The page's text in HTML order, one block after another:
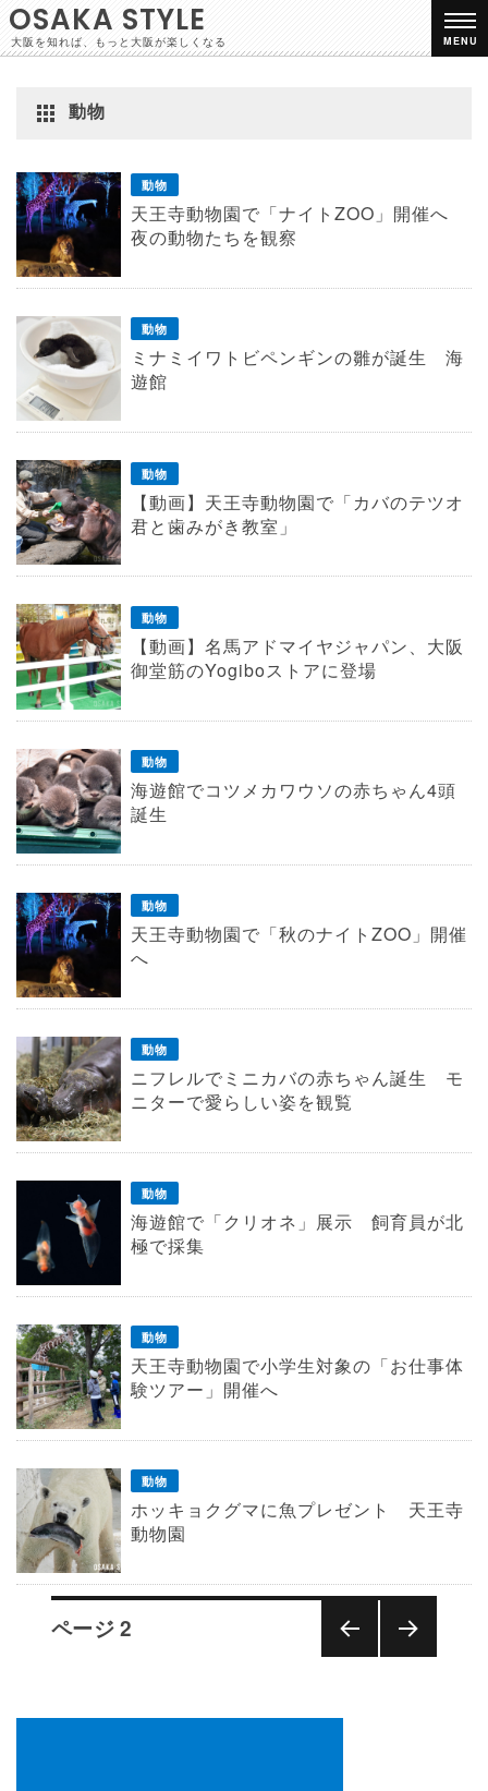
OSAKA STYLE
大阪を知れば、もっと大阪が楽しくなる MENU
動物
動物
天王寺動物園で「ナイトZOO」開催へ
夜の動物たちを観察
動物
ミナミイワトビペンギンの雛が誕生 海
遊館
動物
【動画】天王寺動物園で「カバのテツオ
君と歯みがき教室」
動物
【動画】名馬アドマイヤジャパン、大阪
御堂筋のYogiboストアに登場
動物
海遊館でコツメカワウソの赤ちゃん4頭
誕生
動物
天王寺動物園で「秋のナイトZOO」開催
へ
動物
ニフレルでミニカバの赤ちゃん誕生 モ
ニターで愛らしい姿を観覧
動物
海遊館で「クリオネ」展示 飼育員が北
極で採集
動物
天王寺動物園で小学生対象の「お仕事体
験ツアー」開催へ
動物
ホッキョクグマに魚プレゼント 天王寺
動物園
稿
ジ
ページ2